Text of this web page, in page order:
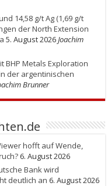
14,58 g/t Ag (1,69 g/t
der North Extension
5. August 2026Joachim
BHP Metals Exploration
der argentinischen
Brunner
hofft auf Wende,
6. August 2026
Bank wird
deutlich an 6. August 2026